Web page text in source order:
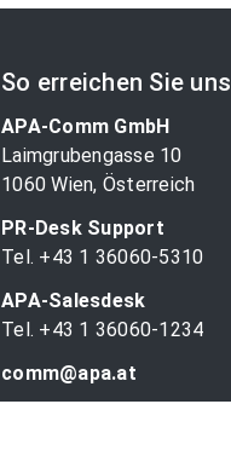
So erreichen Sie uns
APA-Comm GmbH
Laimgrubengasse 10
1060 Wien, Österreich
PR-Desk Support
Tel. +43 1 36060-5310
APA-Salesdesk
Tel. +43 1 36060-1234
comm@apa.at